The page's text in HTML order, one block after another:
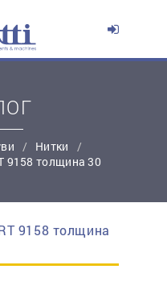
простую регистрацию
Нитки
9158 толщина 30
9158 толщина